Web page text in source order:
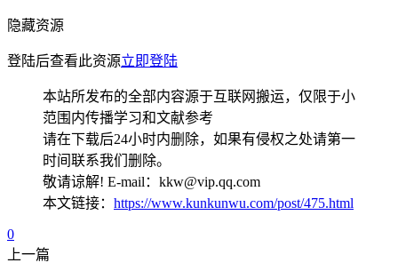
隐藏资源
登陆后查看此资源立即登陆
本站所发布的全部内容源于互联网搬运，仅限于小
范围内传播学习和文献参考
请在下载后24小时内删除，如果有侵权之处请第一
时间联系我们删除。
敬请谅解! E-mail：kkw@vip.qq.com
本文链接： https://www.kunkunwu.com/post/475.html
0
上一篇